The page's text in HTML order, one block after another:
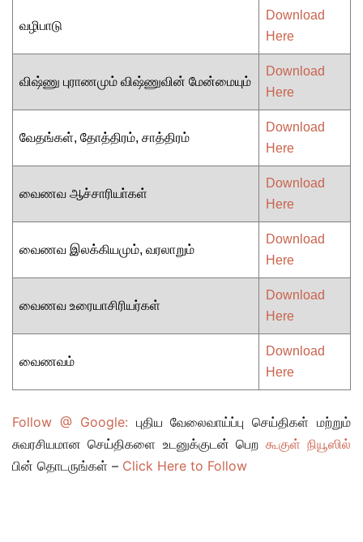
வழிபாடு
Download
Here
விஷ்ணு புராணமும் விஷ்ணுவின் மேன்மையும்
Download
Here
வேதங்கள், தோத்திரம், சாத்திரம்
Download
Here
வைணவ ஆச்சாரியா்கள்
Download
Here
வைணவ இலக்கியமும், வரலாறும்
Download
Here
வைணவ உரையாசிரியர்கள்
Download
Here
வைணவம்
Download
Here
Follow @ Google: புதிய வேலைவாய்ப்பு செய்திகள் மற்றும்
சுவரசியமான செய்திகளை உடனுக்குடன் பெற கூகுள் நியூஸில்
பின் தொடருங்கள் – Click Here to Follow